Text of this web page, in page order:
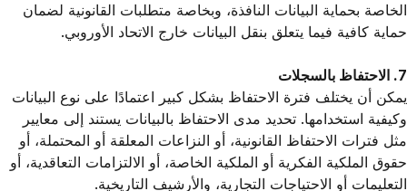
الخاصة بحماية البيانات النافذة، وبخاصة متطلبات القانونية لضمان
حماية كافية فيما يتعلق بنقل البيانات خارج الاتحاد الأوروبي.
7. الاحتفاظ بالسجلات
يمكن أن يختلف فترة الاحتفاظ بشكل كبير اعتمادًا على نوع البيانات
وكيفية استخدامها. تحديد مدى الاحتفاظ بالبيانات يستند إلى معايير
مثل فترات الاحتفاظ القانونية، أو النزاعات المعلقة أو المحتملة، أو
حقوق الملكية الفكرية أو الملكية الخاصة، أو الالتزامات التعاقدية، أو
التعليمات أو الاحتياجات التجارية، والأرشيف التاريخية.